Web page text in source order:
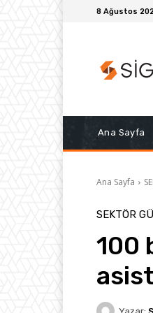
8 Ağustos
Ana Sayfa
Ana Sayfa
SEKTÖR
100